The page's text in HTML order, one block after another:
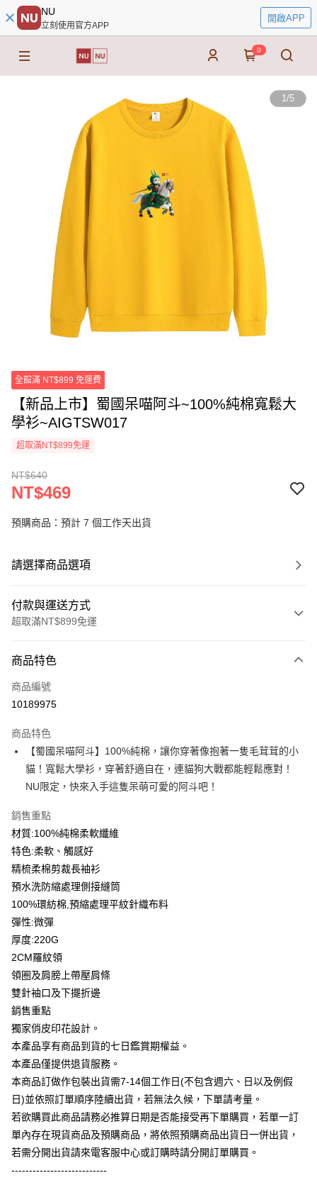
NU
立刻使用官方APP
開啟APP
0
1/5
全館滿 NT$899 免運費
【新品上市】蜀國呆喵阿斗~100%純棉寬鬆大
學衫~AIGTSW017
超取滿NT$899免運
NT$640
NT$469
預購商品：預計 7 個工作天出貨
請選擇商品選項
付款與運送方式
超取滿NT$899免運
信用卡一次付款
信用卡分期付款
合作金庫商業銀行
華南商業銀行
彰化商業銀行
上海商業儲蓄銀行
台北富邦商業銀行
國泰世華商業銀行
兆豐國際商業銀行
匯豐（台灣）商業銀行
聯邦商業銀行
元大商業銀行
台新國際商業銀行
台灣樂天信用卡公司
6 期 0 利率 每期
華南商業銀行
彰化商業銀行
上海商業儲蓄銀行
台北富邦商業銀行
臺灣中小企業銀行
匯豐（台灣）商業銀行
聯邦商業銀行
元大商業銀行
玉山商業銀行
台灣樂天信用卡公司
12 期 0 利率 每期 NT$39 21家銀行
合作金庫商業銀行
第一商業銀行
上海商業儲蓄銀行
國泰世華商業銀行
臺灣中小企業銀行
匯豐（台灣）商業銀行
聯邦商業銀行
元大商業銀行
玉山商業銀行
台新國際商業銀行
超商取貨付款
LINE Pay
Apple Pay
街口支付
悠遊付
Google Pay
全盈+PAY
大哥付你分期
相關說明
1.本服務由台灣大哥大提供，台灣大哥大用戶可立即使用無須另外申請。
2.付款方式選擇「大哥付你分期」，訂單成立後會自動跳轉到大哥付的交易
流程，驗證手機門號後，選擇欲分期的期數、繳款截止日，確認付款後即完
成交易。
3.實際核准額度、可分期數及費用金額請依後續交易確認頁面所載為準。
4.訂單成立30分鐘內，如未前往確認交易或遇審核未通過，訂單將自動取
消。如遇「轉專審核」未通過狀況，表示未達大哥付你分期系統評分，恕無
法說明評估內容。
【繳款方式說明】
1.分期款項不併入電信帳單，「大哥付你分期」於每月結算日後寄送繳費提
2.透過簡訊連結打開帳單後，可選擇「超商條碼／台灣大直營門市／銀行轉
帳／街口支付／iPASS MONEY」等通路繳費。
AFTEE先享後付
相關說明
【關於「AFTEE先享後付」】
AFTEE先享後付是「在收到商品之後才付款」的支付方式。 讓您購物簡單
１．簡單：不需註冊會員、不需綁卡、不需儲值。
２．便利：只要手機號碼，簡訊認證，即可結帳。
３．安心：先確認商品／服務後，再付款。
【「AFTEE先享後付」結帳流程】
１．於結帳方式選擇「AFTEE先享後付」後，將跳轉至「AFTEE先享後付」
２．訂單成立數日內，您將收到繳費通知簡訊。
ATM付款
運送方式
全家付款取貨
每筆NT$65，滿NT$899(含以上)免運費
付款後全家取貨
商品特色
商品編號
10189975
商品特色
【蜀國呆喵阿斗】100%純棉，讓你穿著像抱著一隻毛茸茸的小
貓！寬鬆大學衫，穿著舒適自在，連貓狗大戰都能輕鬆應對！
NU限定，快來入手這隻呆萌可愛的阿斗吧！
銷售重點
材質:100%純棉柔軟纖維
特色:柔軟、觸感好
精梳柔棉剪裁長袖衫
預水洗防縮處理側接縫筒
100%環紡棉,預縮處理平紋針織布料
彈性:微彈
厚度:220G
2CM羅紋領
領圈及肩膀上帶壓肩條
雙針袖口及下擺折邊
銷售重點
獨家俏皮印花設計。
本產品享有商品到貨的七日鑑賞期權益。
本產品僅提供退貨服務。
本商品訂做作包裝出貨需7-14個工作日(不包含週六、日以及例假
日)並依照訂單順序陸續出貨，若無法久候，下單請考量。
若欲購買此商品請務必推算日期是否能接受再下單購買，若單一訂
單內存在現貨商品及預購商品，將依照預購商品出貨日一併出貨，
若需分開出貨請來電客服中心或訂購時請分開訂單購買。
---------------------------